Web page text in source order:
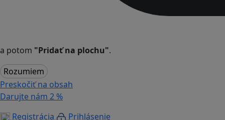
a potom "Pridať na plochu".
Rozumiem
Preskočiť na obsah
Darujte nám 2 %
Registrácia
Prihlásenie